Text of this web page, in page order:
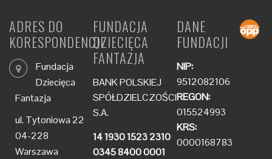
ADRES DO
KORESPONDENCJI
Fundacja
Dziecięca
Fantazja
ul. Tytoniowa 22
04-228
Warszawa
FUNDACJA
DZIECIĘCA
FANTAZJA
BANK POLSKIEJ
SPÓŁDZIELCZOŚCI
S.A.
14 1930 1523 2310
0345 8400 0001
DANE
FUNDACJI
NIP:
9512082106
REGON:
015524993
KRS:
0000168783